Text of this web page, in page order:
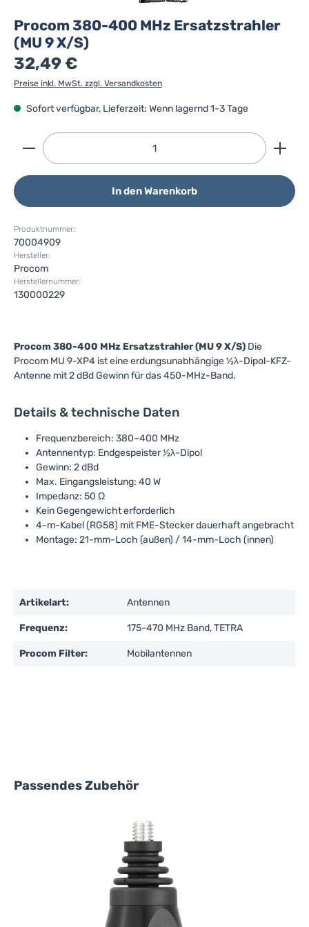
Procom 380-400 MHz Ersatzstrahler
(MU 9 X/S)
32,49 €
Preise inkl. MwSt. zzgl. Versandkosten
Sofort verfügbar, Lieferzeit: Wenn lagernd 1-3 Tage
Produkt Anzahl: Gib den gewünschten Wert ein
In den Warenkorb
Produktnummer:
70004909
Hersteller:
Procom
Herstellernummer:
130000229
Procom 380-400 MHz Ersatzstrahler (MU 9 X/S) Die
Procom MU 9-XP4 ist eine erdungsunabhängige ½λ-Dipol-KFZ-
Antenne mit 2 dBd Gewinn für das 450-MHz-Band.
Details & technische Daten
Frequenzbereich: 380–400 MHz
Antennentyp: Endgespeister ½λ-Dipol
Gewinn: 2 dBd
Max. Eingangsleistung: 40 W
Impedanz: 50 Ω
Kein Gegengewicht erforderlich
4-m-Kabel (RG58) mit FME-Stecker dauerhaft angebracht
Montage: 21-mm-Loch (außen) / 14-mm-Loch (innen)
Artikelart: Antennen
Frequenz: 175-470 MHz Band, TETRA
Procom Filter: Mobilantennen
Produktgalerie überspringen
Passendes Zubehör